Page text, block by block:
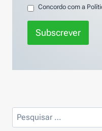
Concordo com a
Subscrever
Pesquisar
por: